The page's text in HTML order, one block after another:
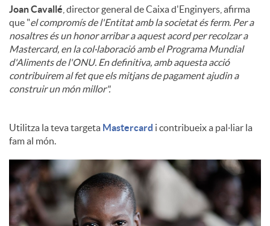
Joan Cavallé , director general de Caixa d'Enginyers, afirma
que "el compromís de l'Entitat amb la societat és ferm. Per a
nosaltres és un honor arribar a aquest acord per recolzar a
Mastercard, en la col·laboració amb el Programa Mundial
d'Aliments de l'ONU. En definitiva, amb aquesta acció
contribuirem al fet que els mitjans de pagament ajudin a
construir un món millor".
Utilitza la teva targeta Mastercard i contribueix a pal·liar la
fam al món.